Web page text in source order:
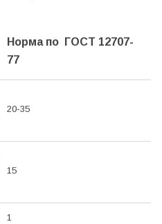
Норма по ГОСТ 12707-
77
20-35
15
1